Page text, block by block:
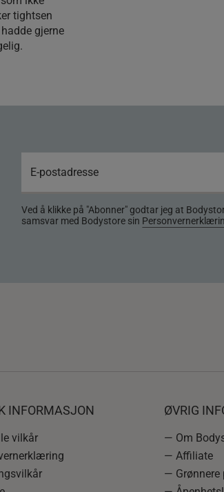
tightsen
gjerne
Ved å klikke på "Abonner" godtar jeg at
samsvar med Bodystore sin
INFORMASJON
vilkår
ØVRIG
— Om
— Affiliate
— Grønnere